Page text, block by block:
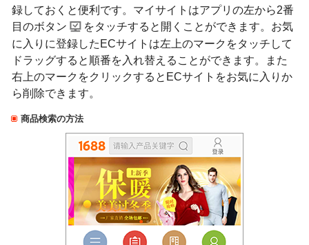
録しておくと便利です。マイサイトはアプリの左から2番
目のボタン
をタッチすると開くことができます。お気
に入りに登録したECサイトは左上のマークをタッチして
ドラッグすると順番を入れ替えることができます。また
右上のマークをクリックするとECサイトをお気に入りか
ら削除できます。
商品検索の方法